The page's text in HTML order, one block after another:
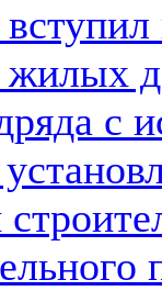
жилых
с